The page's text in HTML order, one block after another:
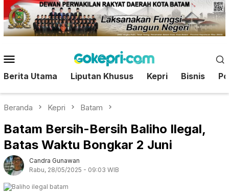
Loncat
ke
konten
Mobile
Berita Utama Liputan Khusus Kepri Bisnis
Beranda Kepri Batam
Batam Bersih-Bersih Baliho Ilegal,
Batas Waktu Bongkar 2 Juni
Candra Gunawan
Rabu, 28/05/2025 - 09:03 WIB